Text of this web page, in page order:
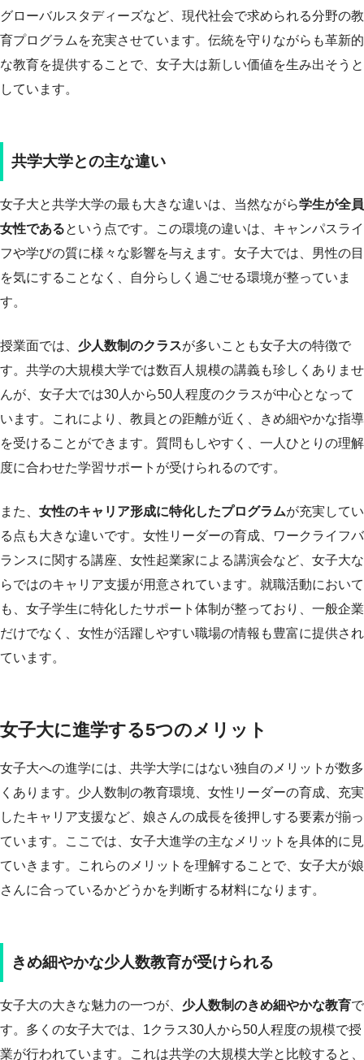
グローバルスタディーズなど、現代社会で求められる分野の教
育プログラムを充実させています。伝統を守りながらも革新的
な教育を提供することで、女子大は新しい価値を生み出そうと
しています。
共学大学との主な違い
女子大と共学大学の最も大きな違いは、当然ながら学生が全員
女性であるという点です。この環境の違いは、キャンパスライ
フや学びの質に様々な影響を与えます。女子大では、男性の目
を気にすることなく、自分らしく過ごせる環境が整っていま
す。
授業面では、 少人数制のクラスが多いことも女子大の特徴で
す。共学の大規模大学では数百人規模の講義も珍しくありませ
んが、女子大では30人から50人程度のクラスが中心となって
います。これにより、教員との距離が近く、きめ細やかな指導
を受けることができます。質問もしやすく、一人ひとりの理解
度に合わせた学習サポートが受けられるのです。
また、 女性のキャリア形成に特化したプログラムが充実してい
る点も大きな違いです。女性リーダーの育成、ワークライフバ
ランスに関する講座、女性起業家による講演会など、女子大な
らではのキャリア支援が用意されています。就職活動において
も、女子学生に特化したサポート体制が整っており、一般企業
だけでなく、女性が活躍しやすい職場の情報も豊富に提供され
ています。
女子大に進学する5つのメリット
女子大への進学には、共学大学にはない独自のメリットが数多
くあります。少人数制の教育環境、女性リーダーの育成、充実
したキャリア支援など、娘さんの成長を後押しする要素が揃っ
ています。ここでは、女子大進学の主なメリットを具体的に見
ていきます。これらのメリットを理解することで、女子大が娘
さんに合っているかどうかを判断する材料になります。
きめ細やかな少人数教育が受けられる
女子大の大きな魅力の一つが、 少人数制のきめ細やかな教育で
す。多くの女子大では、1クラス30人から50人程度の規模で授
業が行われています。これは共学の大規模大学と比較すると、